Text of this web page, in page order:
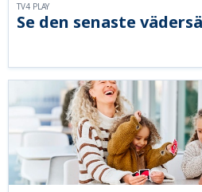
Se den senaste
TV4 PLAY